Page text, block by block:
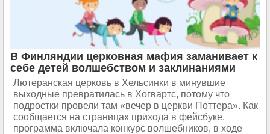
В Финляндии церковная мафия заманивает к
себе детей волшебством и заклинаниями
Лютеранская церковь в Хельсинки в минувшие
выходные превратилась в Хогвартс, потому что
подростки провели там «вечер в церкви Поттера». Как
сообщается на страницах прихода в фейсбуке,
программа включала конкурс волшебников, в ходе